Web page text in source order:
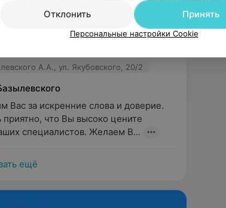
Сахончик Веронике Андреевне., за
нашего любимца семьи.
че...
А.А., ул. Якубовского, 20/2
Вас за искренние слова и доверие.
что Вы высоко цените
специалистов. Желаем В...
ещё
Отклонить
Принять
Персональные настройки Cookie